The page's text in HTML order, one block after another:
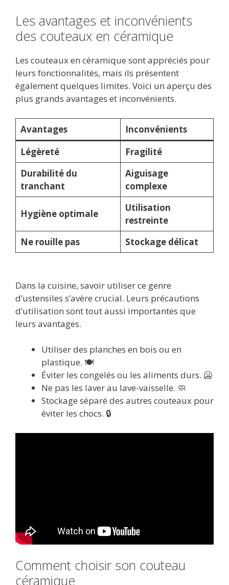
Les avantages et inconvénients
des couteaux en céramique
Les couteaux en céramique sont appréciés pour
leurs fonctionnalités, mais ils présentent
également quelques limites. Voici un aperçu des
plus grands avantages et inconvénients.
Avantages
Inconvénients
Légèreté
Fragilité
Durabilité du
tranchant
Aiguisage
complexe
Hygiène optimale
Utilisation
restreinte
Ne rouille pas
Stockage délicat
Dans la cuisine, savoir utiliser ce genre
d’ustensiles s’avère crucial. Leurs précautions
d’utilisation sont tout aussi importantes que
leurs avantages.
Utiliser des planches en bois ou en
plastique. 🍽️
Éviter les congelés ou les aliments durs. 🥶
Ne pas les laver au lave-vaisselle. 🧼
Stockage séparé des autres couteaux pour
éviter les chocs. 🔒
Comment choisir son couteau
céramique